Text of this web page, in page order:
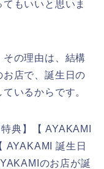
もいいと思いま
の理由は、結構
店で、誕生日の
いるからです。
典】【 AYAKAMI
AYAKAMI 誕生日
のお店が誕